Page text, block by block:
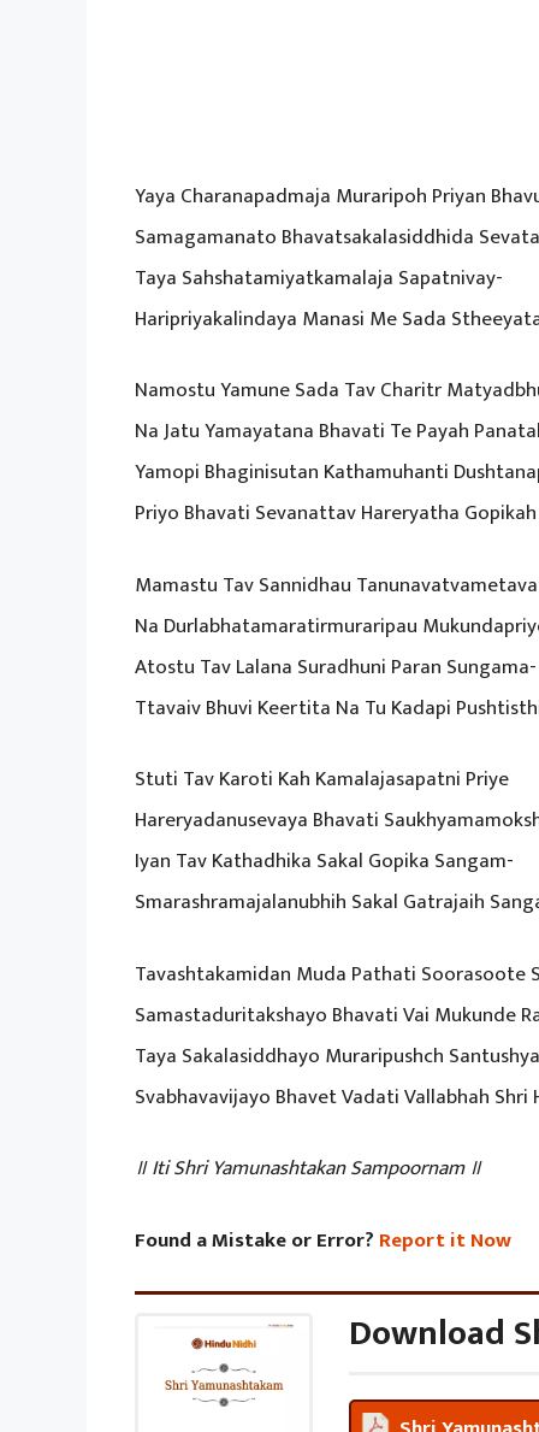
Yaya Charanapadmaja Muraripoh Priyan
Samagamanato Bhavatsakalasiddhida
Taya Sahshatamiyatkamalaja Sapatnivay-
Haripriyakalindaya Manasi Me Sada
Namostu Yamune Sada Tav Charitr
Na Jatu Yamayatana Bhavati Te Payah
Yamopi Bhaginisutan Kathamuhanti
Priyo Bhavati Sevanattav Hareryatha
Mamastu Tav Sannidhau
Na Durlabhatamaratirmuraripau
Atostu Tav Lalana Suradhuni Paran Sungama-
Ttavaiv Bhuvi Keertita Na Tu Kadapi
Stuti Tav Karoti Kah Kamalajasapatni Priye
Hareryadanusevaya Bhavati
Iyan Tav Kathadhika Sakal Gopika Sangam-
Smarashramajalanubhih Sakal Gatrajaih
Tavashtakamidan Muda Pathati Soorasoote
Samastaduritakshayo Bhavati Vai Mukunde
Taya Sakalasiddhayo Muraripushch
Svabhavavijayo Bhavet Vadati Vallabhah Shri
॥ Iti Shri Yamunashtakan Sampoornam ॥
Found a Mistake or Error? Report it Now
Download